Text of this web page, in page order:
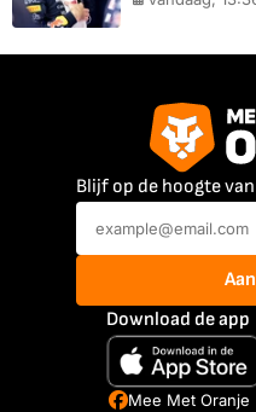
Blijf op de hoogte
Download de app
Mee Met Oranje